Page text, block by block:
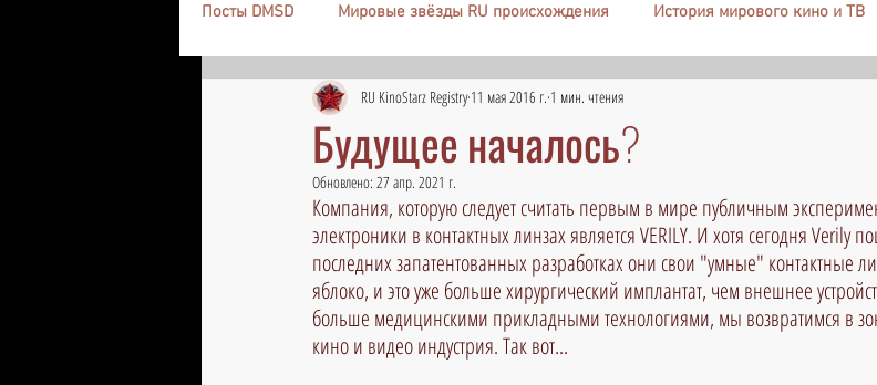
Посты DMSD Мировые звёзды RU происхождения История мирового кино и ТВ
Будущее началось?
RU KinoStarz Registry 11 мая 2016 г. 1 мин. чтения
Обновлено: 27 апр. 2021 г.
Компания, которую следует считать первым в мире публичным
электроники в контактных линзах является VERILY. И хотя сегодня Verily
последних запатентованных разработках они свои "умные" контактные
яблоко, и это уже больше хирургический имплантат, чем внешнее
больше медицинскими прикладными технологиями, мы возвратимся в
кино и видео индустрия. Так вот...